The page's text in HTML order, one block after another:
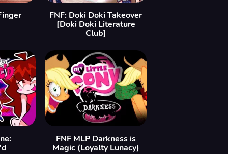
FNF: Doki Doki Takeover
[Doki Doki Literature
Club]
FNF MLP Darkness is
Magic (Loyalty Lunacy)